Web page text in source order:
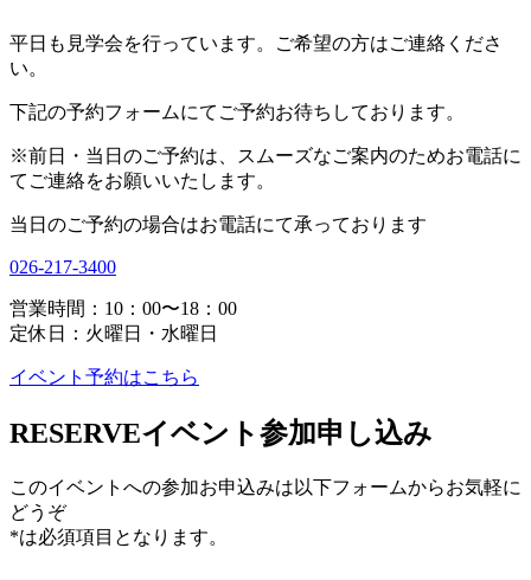
平日も見学会を行っています。ご希望の方はご連絡くださ
い。
下記の予約フォームにてご予約お待ちしております。
※前日・当日のご予約は、スムーズなご案内のためお電話に
てご連絡をお願いいたします。
当日のご予約の場合はお電話にて承っております
026-217-3400
営業時間：10：00〜18：00
定休日：火曜日・水曜日
イベント予約はこちら
RESERVEイベント参加申し込み
このイベントへの参加お申込みは以下フォームからお気軽に
どうぞ
*は必須項目となります。